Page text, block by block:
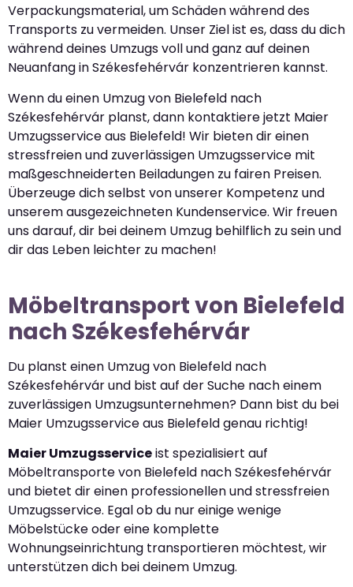
Verpackungsmaterial, um Schäden während des
Transports zu vermeiden. Unser Ziel ist es, dass du dich
während deines Umzugs voll und ganz auf deinen
Neuanfang in Székesfehérvár konzentrieren kannst.
Wenn du einen Umzug von Bielefeld nach
Székesfehérvár planst, dann kontaktiere jetzt Maier
Umzugsservice aus Bielefeld! Wir bieten dir einen
stressfreien und zuverlässigen Umzugsservice mit
maßgeschneiderten Beiladungen zu fairen Preisen.
Überzeuge dich selbst von unserer Kompetenz und
unserem ausgezeichneten Kundenservice. Wir freuen
uns darauf, dir bei deinem Umzug behilflich zu sein und
dir das Leben leichter zu machen!
Möbeltransport von Bielefeld
nach Székesfehérvár
Du planst einen Umzug von Bielefeld nach
Székesfehérvár und bist auf der Suche nach einem
zuverlässigen Umzugsunternehmen? Dann bist du bei
Maier Umzugsservice aus Bielefeld genau richtig!
Maier Umzugsserviceist spezialisiert auf
Möbeltransporte von Bielefeld nach Székesfehérvár
und bietet dir einen professionellen und stressfreien
Umzugsservice. Egal ob du nur einige wenige
Möbelstücke oder eine komplette
Wohnungseinrichtung transportieren möchtest, wir
unterstützen dich bei deinem Umzug.